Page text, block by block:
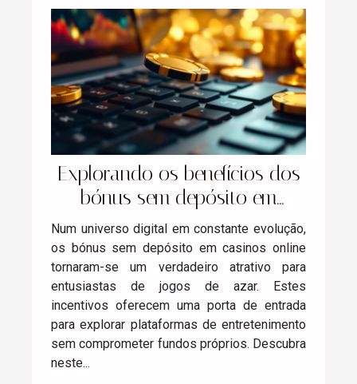
Explorando os benefícios dos
bónus sem depósito em
casinos online
Num universo digital em constante evolução,
os bónus sem depósito em casinos online
tornaram-se um verdadeiro atrativo para
entusiastas de jogos de azar. Estes
incentivos oferecem uma porta de entrada
para explorar plataformas de entretenimento
sem comprometer fundos próprios. Descubra
neste...